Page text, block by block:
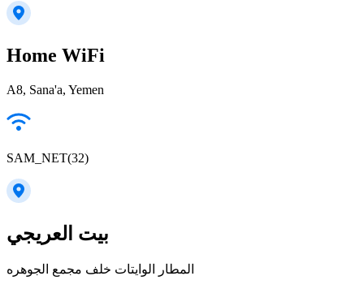
Home WiFi
A8, Sana'a, Yemen
SAM_NET(32)
بيت العريجي
المطار الوايتات خلف مجمع الجوهره